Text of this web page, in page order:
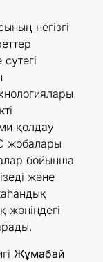
негізгі
қолдау
жобалары
бойынша
және
Жұмабай